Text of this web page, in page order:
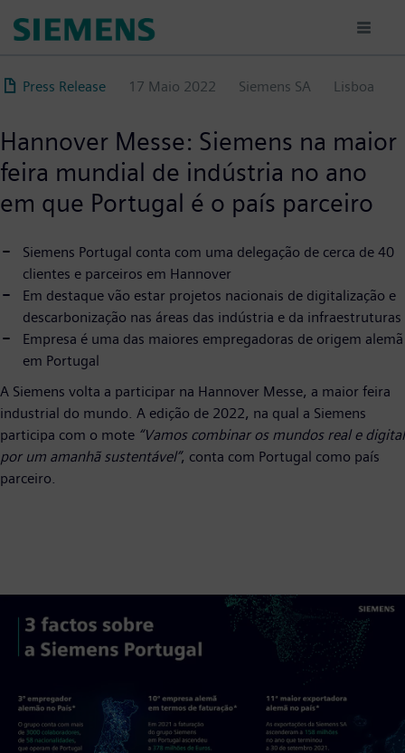
para
conteúdo
principal
Press Release 17 Maio 2022 Siemens SA Lisboa
Hannover Messe: Siemens na maior
feira mundial de indústria no ano
em que Portugal é o país parceiro
Siemens Portugal conta com uma delegação de cerca de 40
clientes e parceiros em Hannover
Em destaque vão estar projetos nacionais de digitalização e
descarbonização nas áreas das indústria e da infraestruturas
Empresa é uma das maiores empregadoras de origem alemã
em Portugal
A Siemens volta a participar na Hannover Messe, a maior feira
industrial do mundo. A edição de 2022, na qual a Siemens
participa com o mote “Vamos combinar os mundos real e digital
por um amanhã sustentável”, conta com Portugal como país
parceiro.